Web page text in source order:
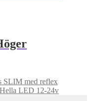
SLIM med reflex
LED 12-24v